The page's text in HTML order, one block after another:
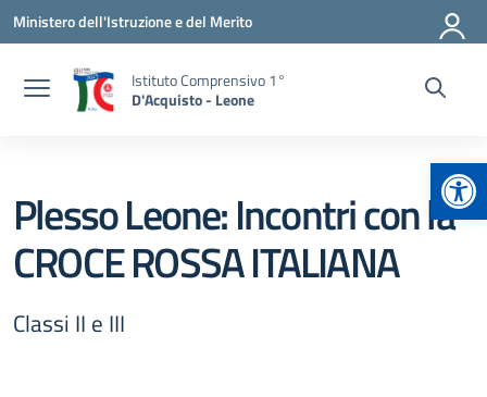
Vai ai contenuti
Vai al menu di navigazione
Vai al footer
Ministero dell'Istruzione e del Merito
Istituto Comprensivo 1°
D'Acquisto - Leone
Plesso Leone: Incontri con la
CROCE ROSSA ITALIANA
Classi II e III